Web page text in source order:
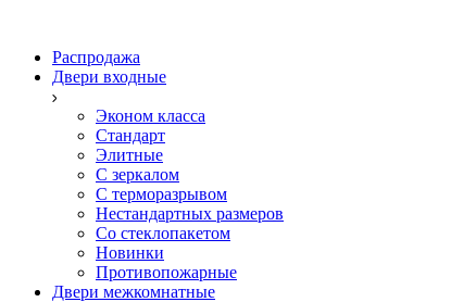
Распродажа
Двери входные
Эконом класса
Стандарт
Элитные
С зеркалом
С терморазрывом
Нестандартных размеров
Со стеклопакетом
Новинки
Противопожарные
Двери межкомнатные